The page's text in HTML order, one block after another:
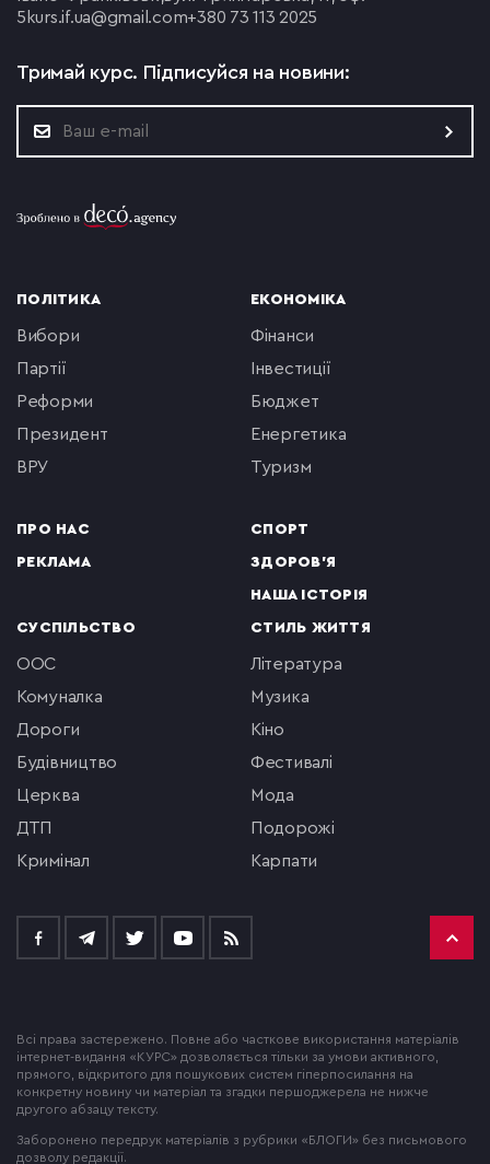
5 kurs.if.ua@gmail.com+380 73 113 2025
Тримай курс. Підписуйся на новини:
ПОЛІТИКА
вибори
партії
реформи
президент
ВРУ
ПРО НАС
РЕКЛАМА
ЕКОНОМІКА
фінанси
інвестиції
бюджет
енергетика
туризм
СПОРТ
ЗДОРОВ'Я
НАША ІСТОРІЯ
СУСПІЛЬСТВО
ООС
комуналка
Дороги
будівництво
церква
ДТП
кримінал
СТИЛЬ ЖИТТЯ
література
музика
кіно
фестивалі
мода
подорожі
Карпати
Всі права застережено. Повне або часткове використання матеріалів
інтернет-видання «КУРС» дозволяється тільки за умови активного,
прямого, відкритого для пошукових систем гіперпосилання на
конкретну новину чи матеріал та згадки першоджерела не нижче
другого абзацу тексту.
Заборонено передрук матеріалів з рубрики «БЛОГИ» без письмового
дозволу редакції.